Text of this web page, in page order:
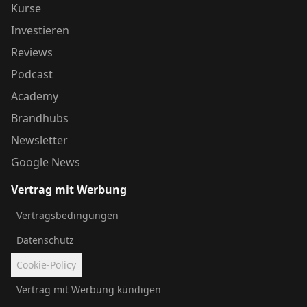
Kurse
Investieren
Reviews
Podcast
Academy
Brandhubs
Newsletter
Google News
Vertrag mit Werbung
Vertragsbedingungen
Datenschutz
Cookie-Policy
Vertrag mit Werbung kündigen